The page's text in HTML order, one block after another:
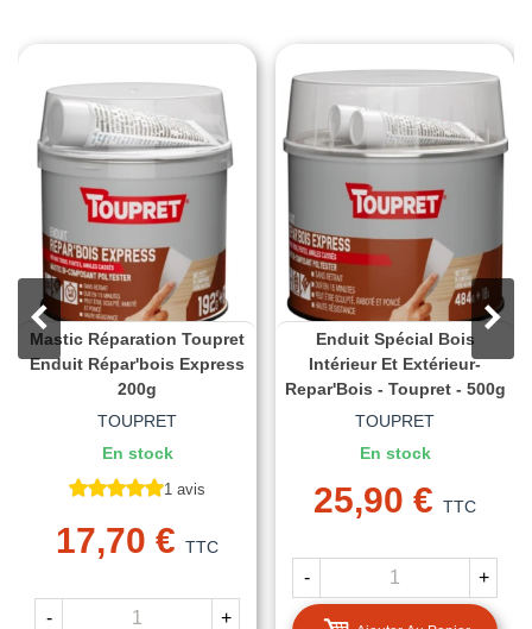
Mastic Réparation Toupret
Enduit Répar'bois Express
200g
TOUPRET
En stock
1 avis
17,70 € TTC
- +
Enduit Spécial Bois
Intérieur Et Extérieur-
Repar'Bois - Toupret - 500g
TOUPRET
En stock
25,90 € TTC
- +